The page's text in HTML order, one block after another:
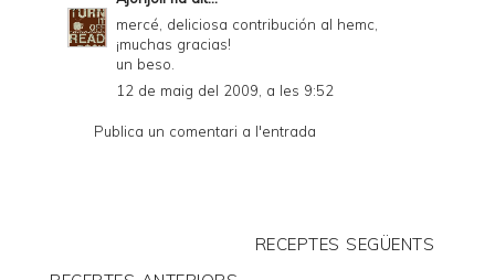
mercé, deliciosa contribución al hemc,
¡muchas gracias!
un beso.
12 de maig del 2009, a les 9:52
Publica un comentari a l'entrada
RECEPTES SEGÜENTS